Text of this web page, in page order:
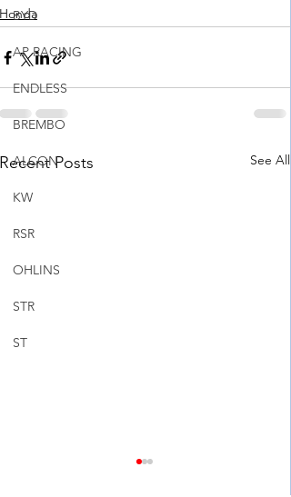
BYD
AP RACING
ENDLESS
BREMBO
ALCON
KW
RSR
OHLINS
STR
ST
Honda
Recent Posts See All